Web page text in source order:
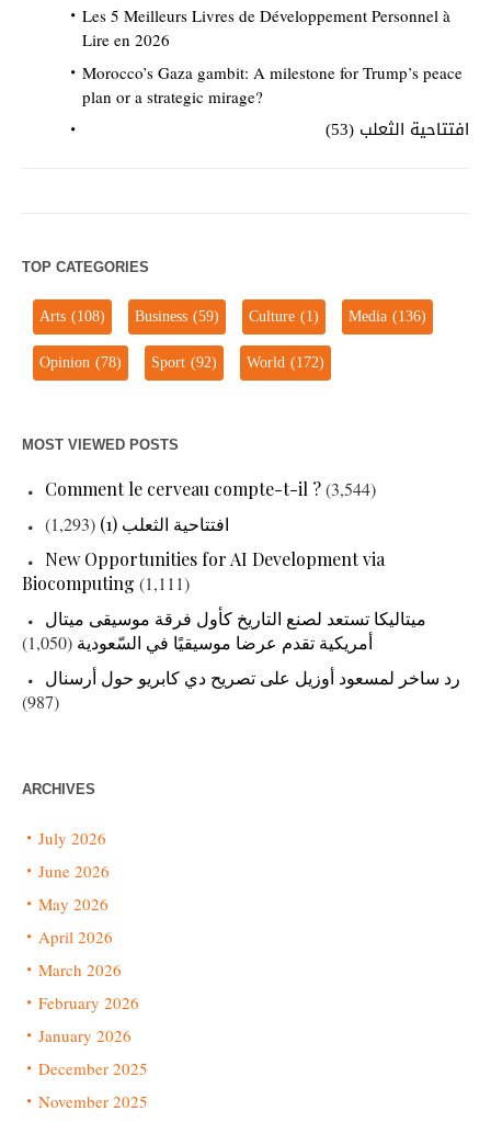
Les 5 Meilleurs Livres de Développement Personnel à
Lire en 2026
Morocco’s Gaza gambit: A milestone for Trump’s peace
plan or a strategic mirage?
افتتاحية الثعلب (53)
TOP CATEGORIES
Arts(108) Business(59) Culture(1) Media(136)
Opinion(78) Sport(92) World(172)
MOST VIEWED POSTS
Comment le cerveau compte-t-il ?(3,544)
افتتاحية الثعلب (1)
(1,293)
New Opportunities for AI Development via
Biocomputing (1,111)
ميتاليكا تستعد لصنع التاريخ كأول فرقة موسيقى ميتال
أمريكية تقدم عرضا موسيقيًا في السّعودية (1,050)
رد ساخر لمسعود أوزيل على تصريح دي كابريو حول أرسنال
(987)
ARCHIVES
July 2026
June 2026
May 2026
April 2026
March 2026
February 2026
January 2026
December 2025
November 2025